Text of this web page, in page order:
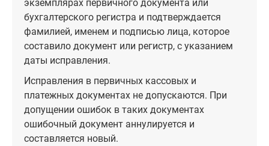
экземплярах первичного документа или
бухгалтерского регистра и подтверждается
фамилией, именем и подписью лица, которое
составило документ или регистр, с указанием
даты исправления.
Исправления в первичных кассовых и
платежных документах не допускаются. При
допущении ошибок в таких документах
ошибочный документ аннулируется и
составляется новый.